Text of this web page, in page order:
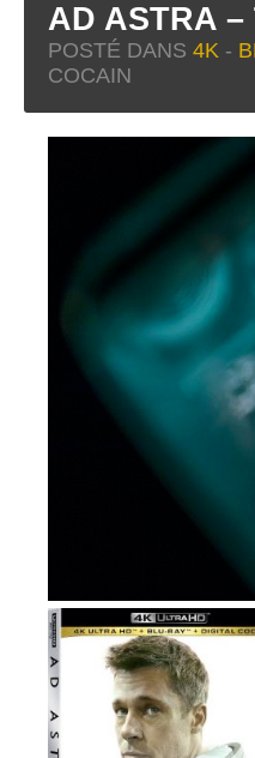
AD ASTRA
POSTÉ DANS 4K -
COCAIN